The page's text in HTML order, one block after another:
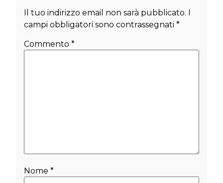
Il tuo indirizzo email non sarà pubblicato. I
campi obbligatori sono contrassegnati *
Commento *
Nome *